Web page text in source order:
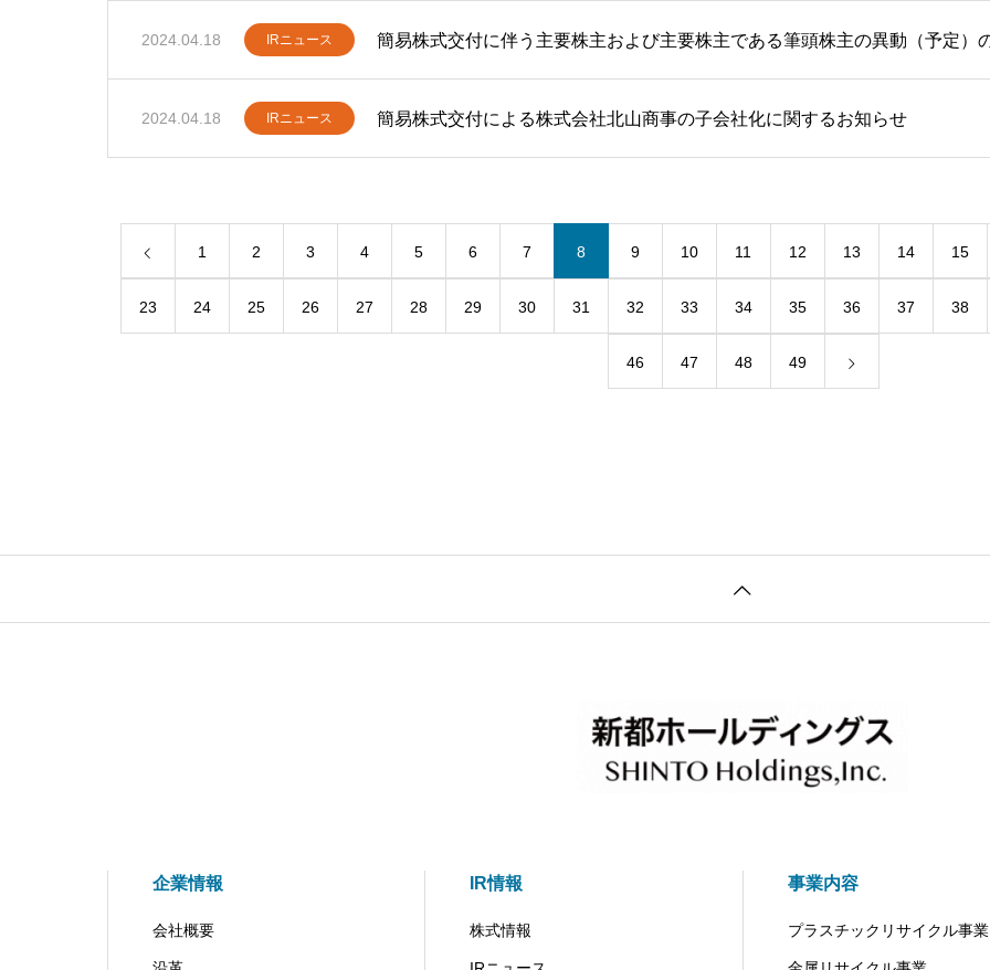
2024.04.18 IRニュース 簡易株式交付に伴う主要株主および主要株主である筆頭株主の異動（予定）
2024.04.18 IRニュース 簡易株式交付による株式会社北山商事の子会社化に関するお知らせ
1 2 3 4 5 6 7 8 9 10 11 12 13 14 15
23 24 25 26 27 28 29 30 31 32 33 34 35 36 37 38
46 47 48 49
企業情報
会社概要
IR情報
株式情報
事業内容
プラスチックリサイクル事業